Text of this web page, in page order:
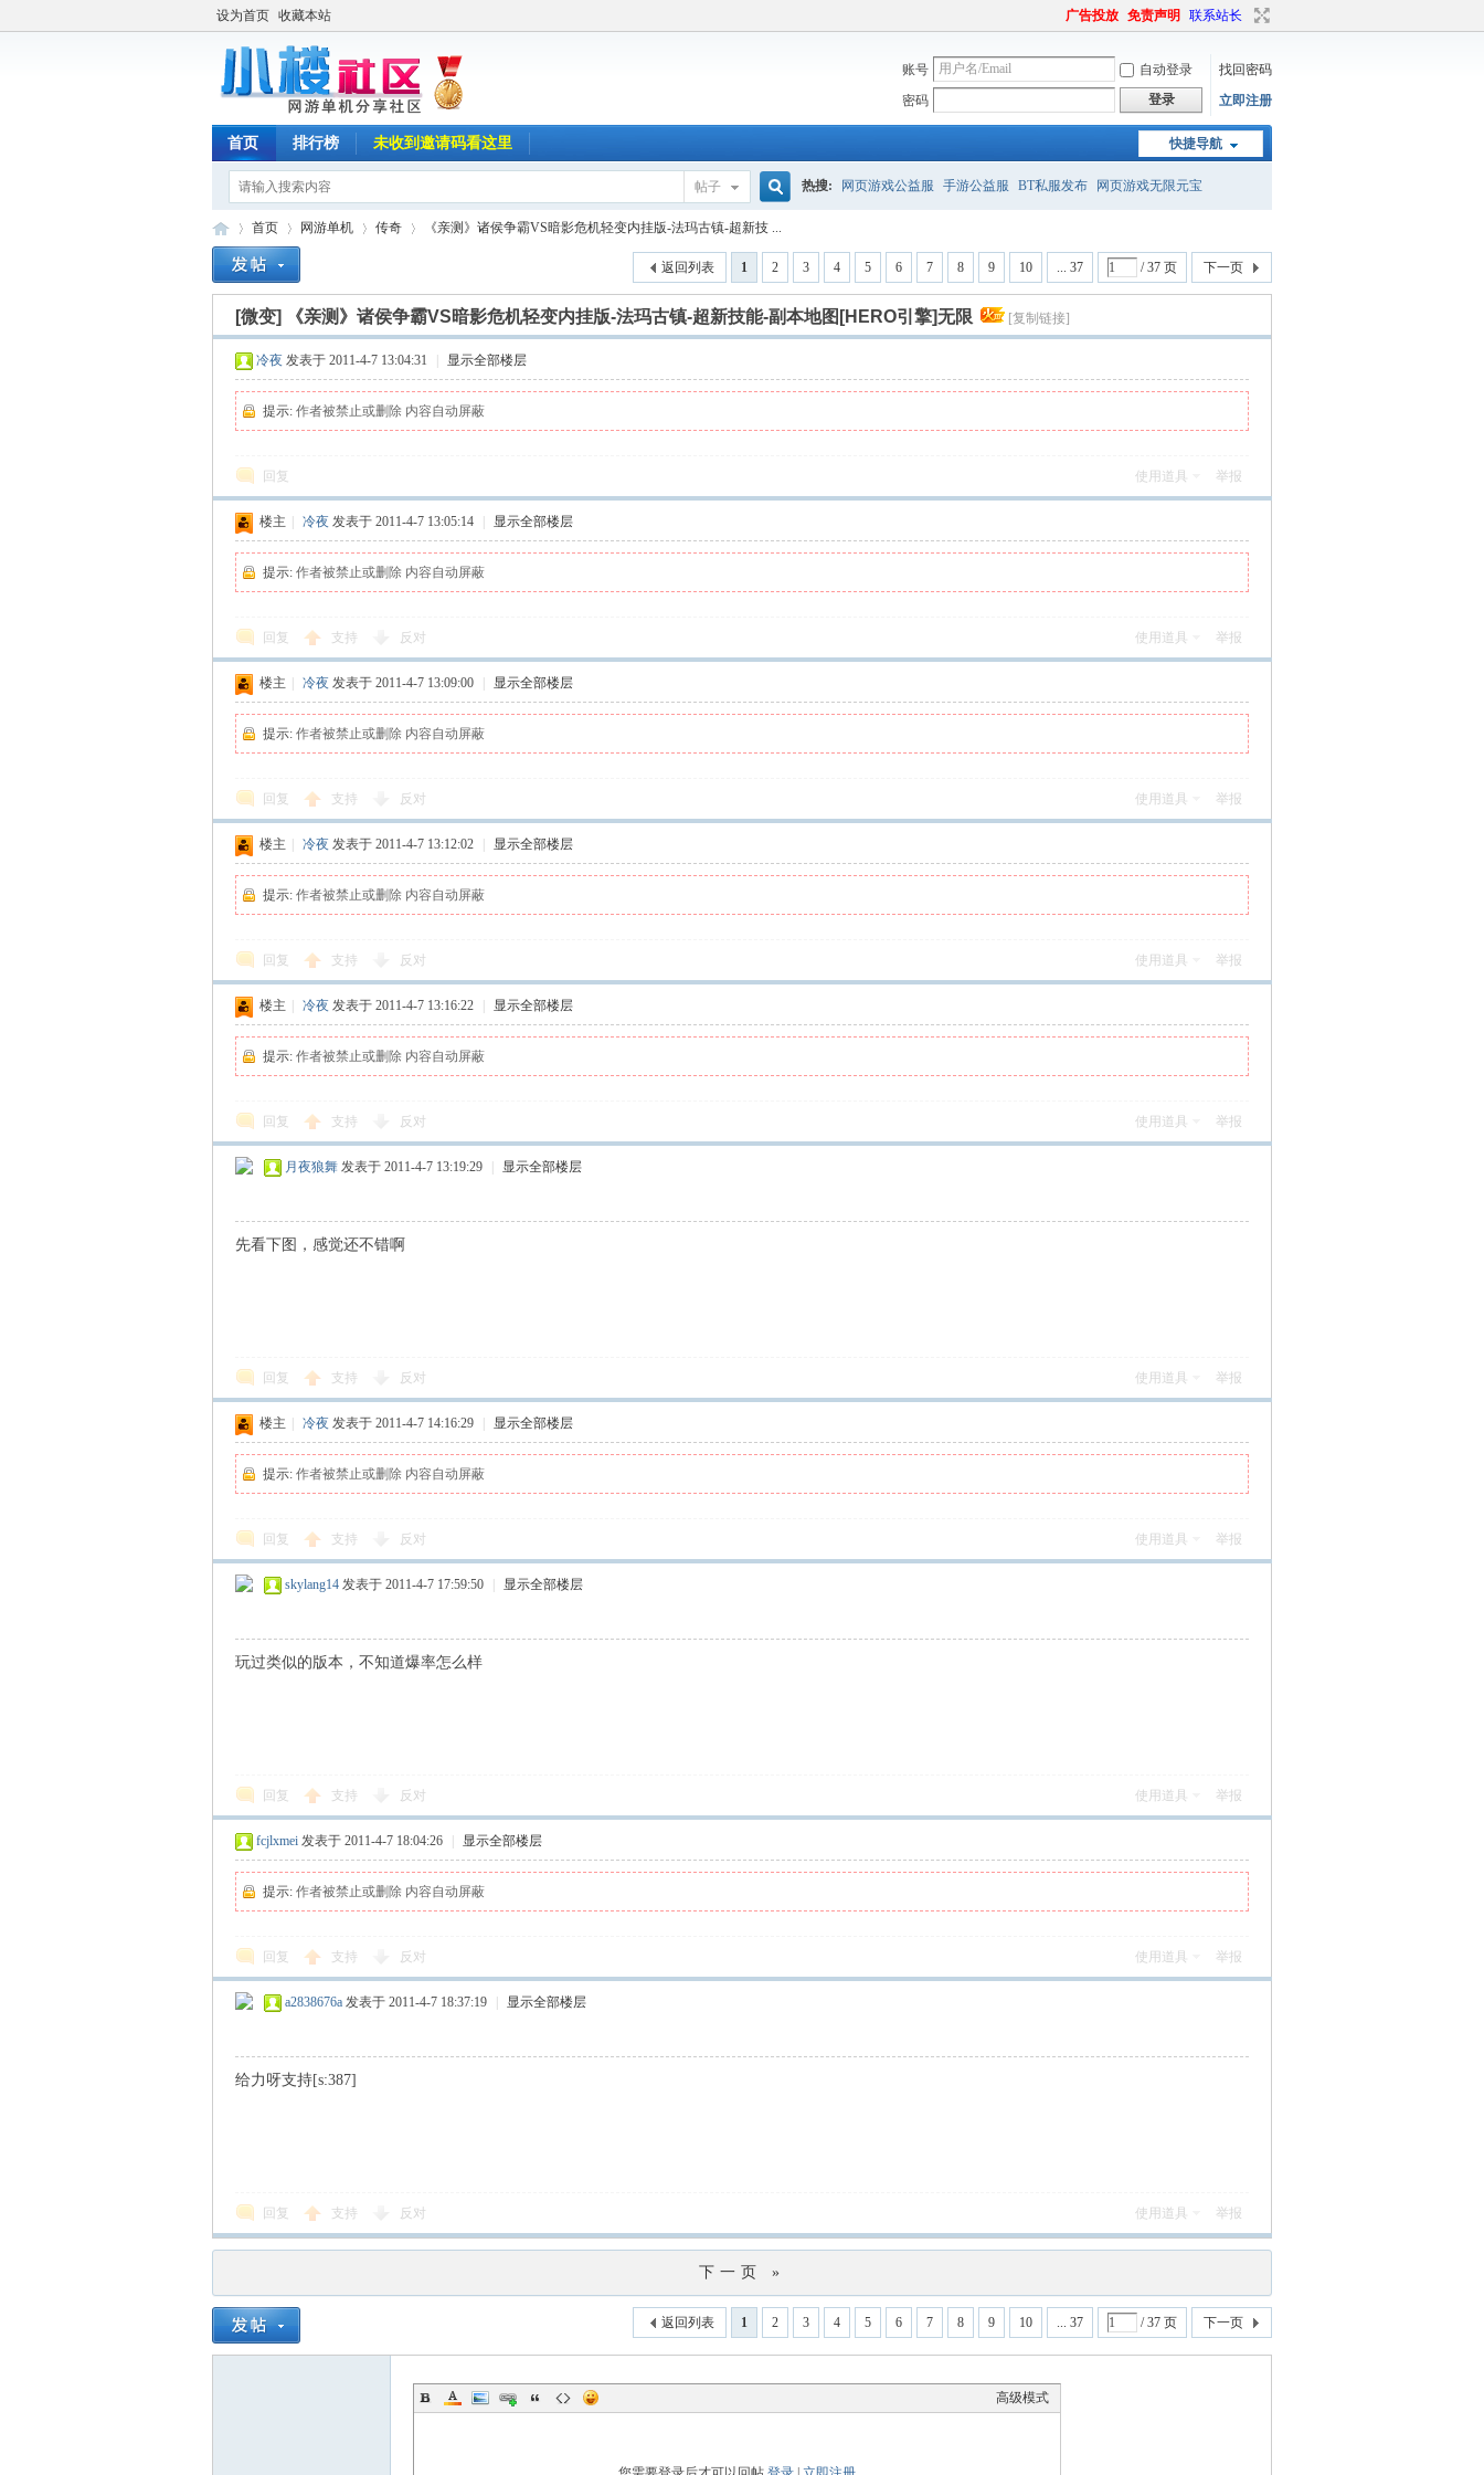
设为首页 收藏本站 广告投放 免责声明 联系站长
账号 自动登录
找回密码
密码
登录 立即注册
快捷导航
首页 排行榜 未收到邀请码看这里
帖子
索
热搜: 网页游戏公益服 手游公益服 BT私服发布 网页游戏无限元宝
区
首页
›
网游单机 传奇
›
《亲测》诸侯争霸VS暗影危机轻变内挂版-法玛古镇-超新技 ...
1 2 3 4 5 6 7 8 9 10 ... 37 / 37 页 下一页
返回列表
[微变] 《亲测》诸侯争霸VS暗影危机轻变内挂版-法玛古镇-超新技能-副本地图[HERO引擎]无限 [复制链接]
冷夜 发表于 2011-4-7 13:04:31 显示全部楼层
提示: 作者被禁止或删除 内容自动屏蔽
回复 使用道具 举报
楼主 冷夜 发表于 2011-4-7 13:05:14 显示全部楼层
提示: 作者被禁止或删除 内容自动屏蔽
回复 支持 反对 使用道具 举报
楼主 冷夜 发表于 2011-4-7 13:09:00 显示全部楼层
提示: 作者被禁止或删除 内容自动屏蔽
回复 支持 反对 使用道具 举报
楼主 冷夜 发表于 2011-4-7 13:12:02 显示全部楼层
提示: 作者被禁止或删除 内容自动屏蔽
回复 支持 反对 使用道具 举报
楼主 冷夜 发表于 2011-4-7 13:16:22 显示全部楼层
提示: 作者被禁止或删除 内容自动屏蔽
回复 支持 反对 使用道具 举报
月夜狼舞 发表于 2011-4-7 13:19:29 显示全部楼层
先看下图，感觉还不错啊
回复 支持 反对 使用道具 举报
楼主 冷夜 发表于 2011-4-7 14:16:29 显示全部楼层
提示: 作者被禁止或删除 内容自动屏蔽
回复 支持 反对 使用道具 举报
skylang14 发表于 2011-4-7 17:59:50 显示全部楼层
玩过类似的版本，不知道爆率怎么样
回复 支持 反对 使用道具 举报
fcjlxmei 发表于 2011-4-7 18:04:26 显示全部楼层
提示: 作者被禁止或删除 内容自动屏蔽
回复 支持 反对 使用道具 举报
a2838676a 发表于 2011-4-7 18:37:19 显示全部楼层
给力呀支持[s:387]
回复 支持 反对 使用道具 举报
下一页 »
1 2 3 4 5 6 7 8 9 10 ... 37 / 37 页 下一页
返回列表
高级模式